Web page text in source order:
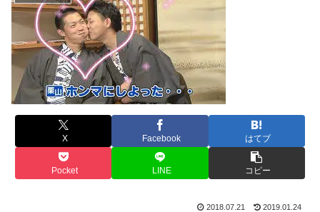
X Facebook はてブ
Pocket LINE コピー
2018.07.21 2019.01.24